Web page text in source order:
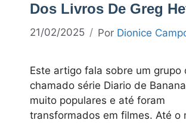
Dos Livros De Greg
21/02/2025 Por Dionice
Este artigo fala sobre um grupo
chamado série Diario de
muito populares e até foram
transformados em filmes. Até o